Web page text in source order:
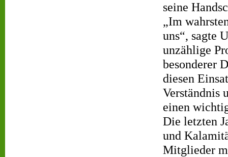
seine
„Im
uns“, sagte
unzählige
besonderer
diesen
Verständnis
einen
Die letzten
und
Mitglieder